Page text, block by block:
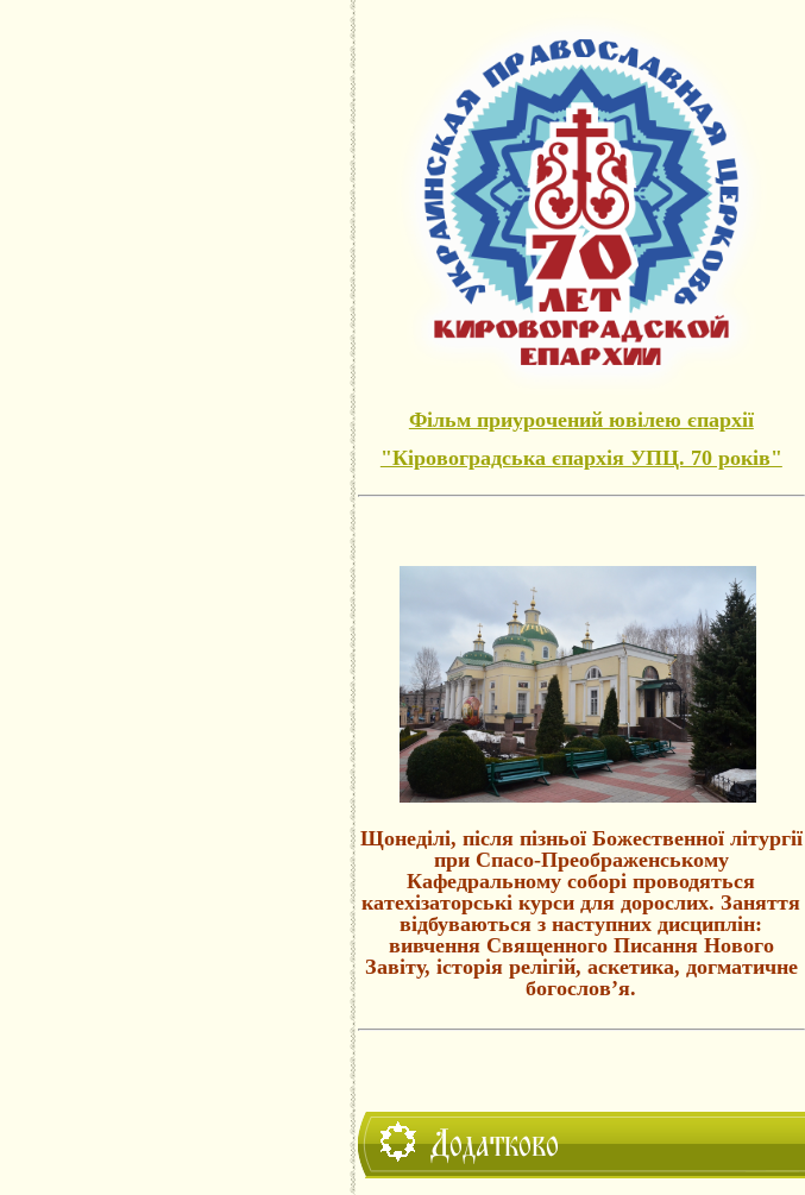
Фільм приурочений ювілею єпархії
"Кіровоградська єпархія УПЦ. 70 років"
Щонеділі, після пізньої Божественної літургії
при Спасо-Преображенському
Кафедральному соборі проводяться
катехізаторські курси для дорослих. Заняття
відбуваються з наступних дисциплін:
вивчення Священного Писання Нового
Завіту, історія релігій, аскетика, догматичне
богослов’я.
Додатково